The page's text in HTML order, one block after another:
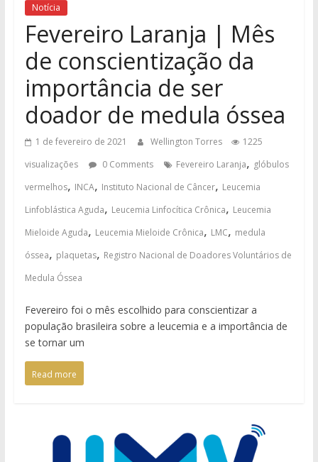
Notícia
Fevereiro Laranja | Mês
de conscientização da
importância de ser
doador de medula óssea
1 de fevereiro de 2021 Wellington Torres
1225
visualizações
0 Comments Fevereiro Laranja, glóbulos
vermelhos, INCA, Instituto Nacional de Câncer, Leucemia
Linfoblástica Aguda, Leucemia Linfocítica Crônica, Leucemia
Mieloide Aguda, Leucemia Mieloide Crônica, LMC, medula
óssea, plaquetas, Registro Nacional de Doadores Voluntários de
Medula Óssea
Fevereiro foi o mês escolhido para conscientizar a
população brasileira sobre a leucemia e a importância de
se tornar um
Read more